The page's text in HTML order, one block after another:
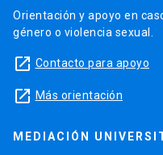
Orientación y apoyo en
género o violencia sexual.
launch Contacto para apoyo
launch Más orientación
MEDIACIÓN